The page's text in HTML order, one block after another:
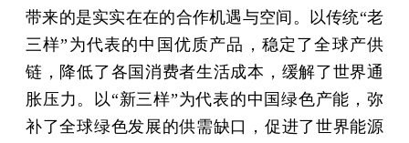
带来的是实实在在的合作机遇与空间。以传统“老
三样”为代表的中国优质产品，稳定了全球产供
链，降低了各国消费者生活成本，缓解了世界通
胀压力。以“新三样”为代表的中国绿色产能，弥
补了全球绿色发展的供需缺口，促进了世界能源